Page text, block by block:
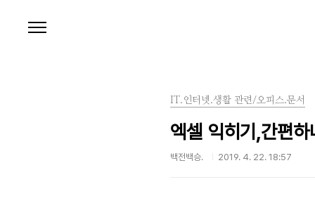
IT.인터넷.생활 관련/오피스.문서
엑셀 익히기,간편하
백전백승. 2019. 4. 22. 18:57